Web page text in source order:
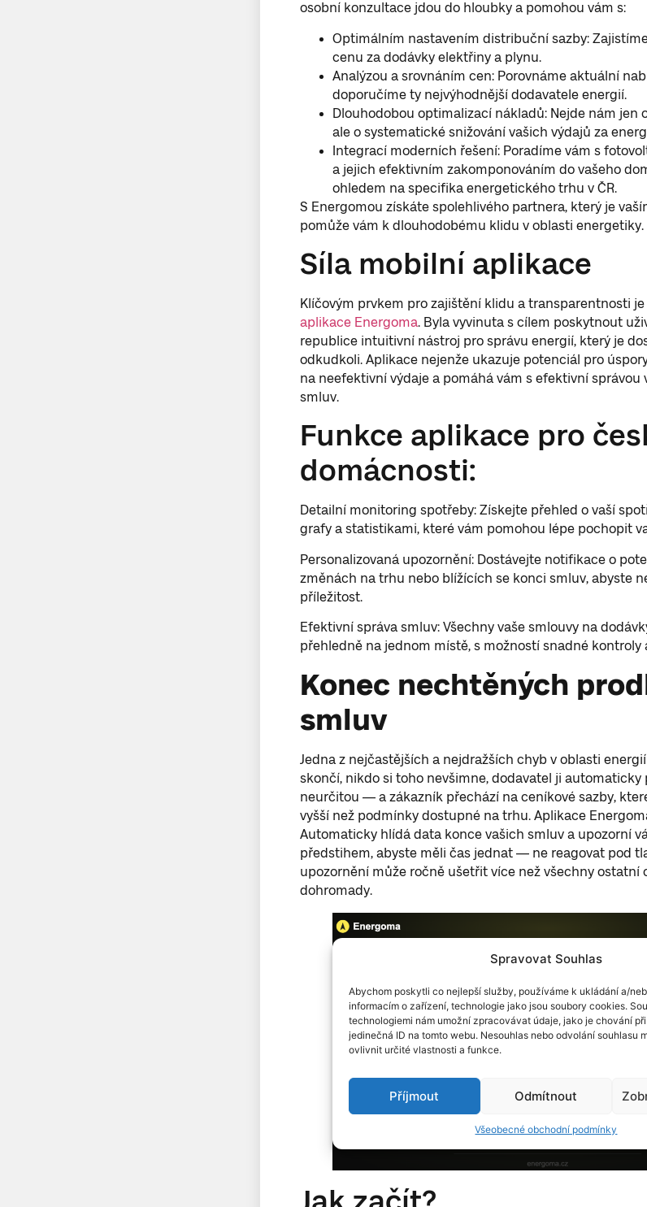
Spravovat Souhlas
Abychom poskytli co nejlepší služby, používáme k ukládání a/
informacím o zařízení, technologie jako jsou soubory cookies.
technologiemi nám umožní zpracovávat údaje, jako je chování
jedinečná ID na tomto webu. Nesouhlas nebo odvolání souhlasu
ovlivnit určité vlastnosti a funkce.
Příjmout Odmítnout
Všeobecné obchodní podmínky
osobní konzultace jdou do hloubky a pomohou vám s:
Optimálním nastavením distribuční sazby:
cenu za dodávky elektřiny a plynu.
Analýzou a srovnáním cen: Porovnáme aktuální
doporučíme ty nejvýhodnější dodavatele energií.
Dlouhodobou optimalizací nákladů: Nejde nám jen
ale o systematické snižování vašich výdajů za
Integrací moderních řešení: Poradíme vám s
a jejich efektivním zakomponováním do vašeho
ohledem na specifika energetického trhu v ČR.
S Energomou získáte spolehlivého partnera, který je
pomůže vám k dlouhodobému klidu v oblasti energetiky.
Síla mobilní aplikace
Klíčovým prvkem pro zajištění klidu a transparentnosti
aplikace Energoma. Byla vyvinuta s cílem poskytnout
republice intuitivní nástroj pro správu energií, který je
odkudkoli. Aplikace nejenže ukazuje potenciál pro
na neefektivní výdaje a pomáhá vám s efektivní správou
smluv.
Funkce aplikace pro
domácnosti:
Detailní monitoring spotřeby: Získejte přehled o vaší
grafy a statistikami, které vám pomohou lépe pochopit
Personalizovaná upozornění: Dostávejte notifikace o
změnách na trhu nebo blížících se konci smluv, abyste
příležitost.
Efektivní správa smluv: Všechny vaše smlouvy na
přehledně na jednom místě, s možností snadné kontroly
Konec nechtěných
smluv
Jedna z nejčastějších a nejdražších chyb v oblasti
skončí, nikdo si toho nevšimne, dodavatel ji automaticky
neurčitou — a zákazník přechází na ceníkové sazby,
vyšší než podmínky dostupné na trhu. Aplikace
Automaticky hlídá data konce vašich smluv a upozorní
předstihem, abyste měli čas jednat — ne reagovat pod
upozornění může ročně ušetřit více než všechny ostatní
dohromady.
Jak začít?